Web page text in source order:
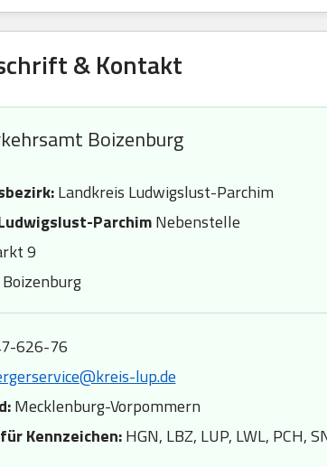
& Kontakt
Boizenburg
Landkreis Ludwigslust-Parchim
ParchimNebenstelle
9
626-76
lup.de
Mecklenburg-Vorpommern
Kennzeichen:HGN, LBZ, LUP, LWL, PCH,